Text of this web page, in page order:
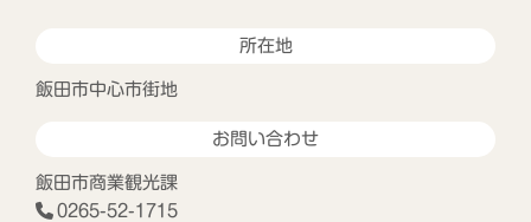
所在地
飯田市中心市街地
お問い合わせ
飯田市商業観光課
0265-52-1715